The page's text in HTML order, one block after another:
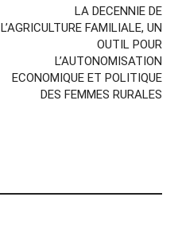
LA DECENNIE DE
L’AGRICULTURE FAMILIALE, UN
OUTIL POUR
L’AUTONOMISATION
ECONOMIQUE ET POLITIQUE
DES FEMMES RURALES